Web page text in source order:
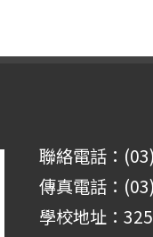
聯絡電話：
傳真電話：
學校地址：